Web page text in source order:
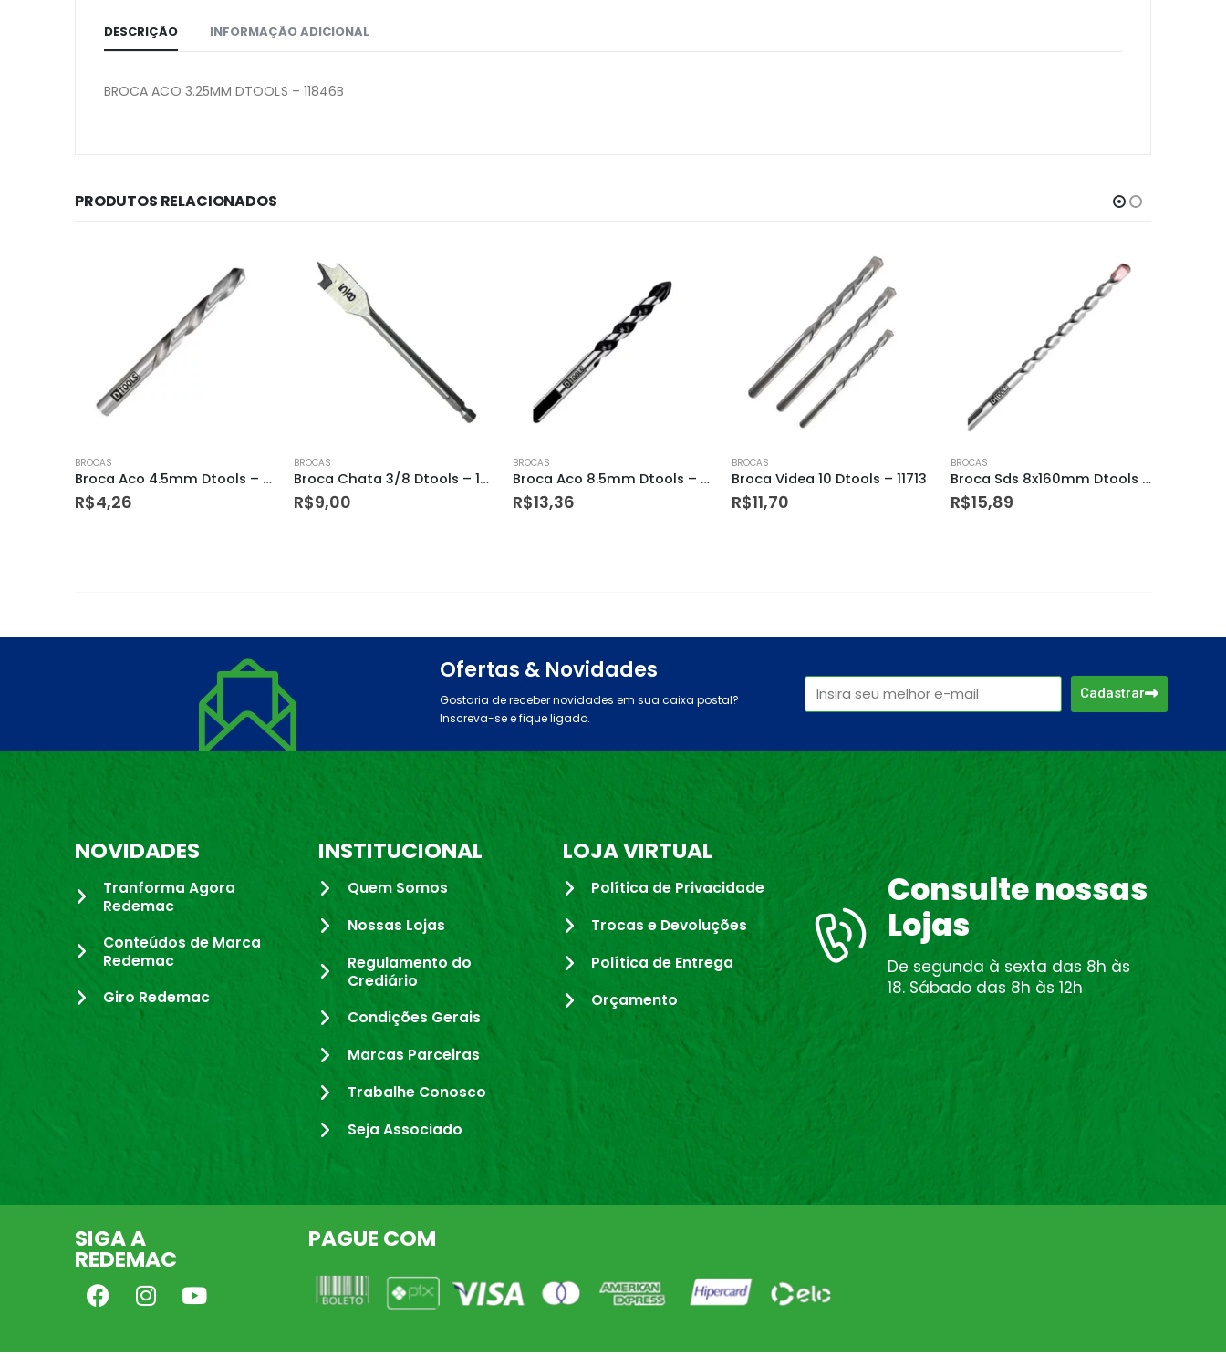
DESCRIÇÃO INFORMAÇÃO ADICIONAL
BROCA ACO 3.25MM DTOOLS – 11846B
PRODUTOS RELACIONADOS
BROCAS
Broca Chata 3/8 Dtools – 13519
R$9,00
BROCAS
Broca Aco 8.5mm Dtools – 11857
R$13,36
BROCAS
Broca Videa 10 Dtools – 11713
R$11,70
BROCAS
Broca Sds 8x160mm Dtools – 13804
R$15,89
BROCAS
Broca Sds 6x160mm Dtools – 14369
R$13,39
Ofertas & Novidades
Gostaria de receber novidades em sua caixa postal?
Inscreva-se e fique ligado.
Cadastrar
NOVIDADES
Tranforma Agora
Redemac
Conteúdos de Marca
Redemac
Giro Redemac
INSTITUCIONAL
Quem Somos
Nossas Lojas
Regulamento do
Crediário
Condições Gerais
Marcas Parceiras
Trabalhe Conosco
Seja Associado
LOJA VIRTUAL
Política de Privacidade
Trocas e Devoluções
Política de Entrega
Orçamento
Consulte nossas
Lojas
De segunda à sexta das 8h às
18. Sábado das 8h às 12h
SIGA A
REDEMAC
PAGUE COM